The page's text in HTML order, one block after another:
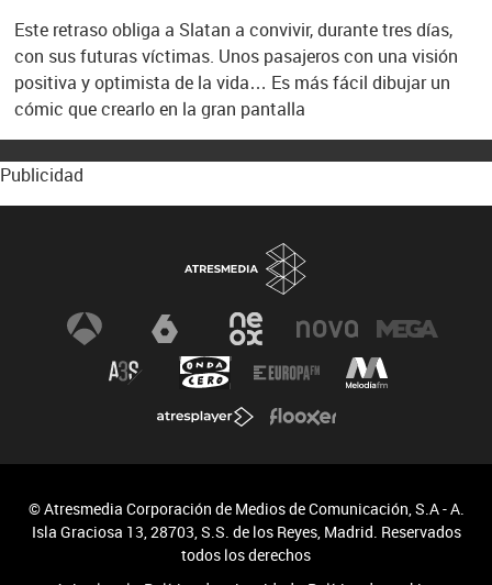
Este retraso obliga a Slatan a convivir, durante tres días,
con sus futuras víctimas. Unos pasajeros con una visión
positiva y optimista de la vida… Es más fácil dibujar un
cómic que crearlo en la gran pantalla
Publicidad
© Atresmedia Corporación de Medios de Comunicación, S.A - A.
Isla Graciosa 13, 28703, S.S. de los Reyes, Madrid. Reservados
todos los derechos